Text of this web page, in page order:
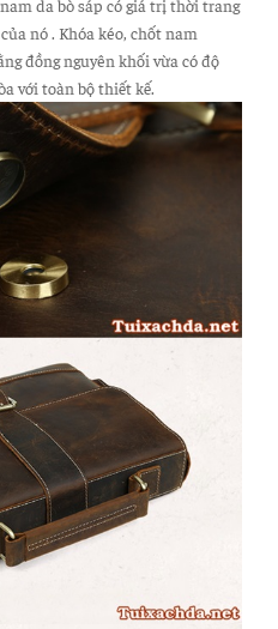
da bò sáp có giá trị thời trang
nó . Khóa kéo, chốt nam
đồng nguyên khối vừa có độ
với toàn bộ thiết kế.